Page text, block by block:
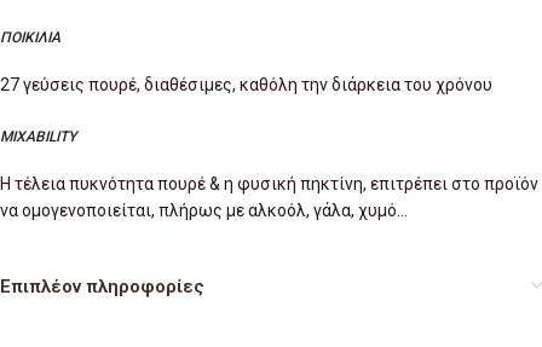
ΠΟΙΚΙΛΙΑ
27 γεύσεις πουρέ, διαθέσιμες, καθόλη την διάρκεια του χρόνου
MIXABILITY
Η τέλεια πυκνότητα πουρέ & η φυσική πηκτίνη, επιτρέπει στο προϊόν
να ομογενοποιείται, πλήρως με αλκοόλ, γάλα, χυμό…
Επιπλέον πληροφορίες